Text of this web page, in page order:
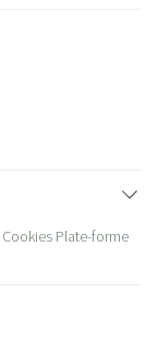
Cookies Plate-forme